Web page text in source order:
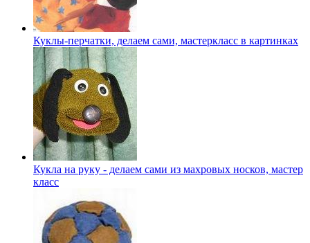
Куклы-перчатки, делаем сами, мастеркласс в картинках
Кукла на руку - делаем сами из махровых носков, мастер
класс